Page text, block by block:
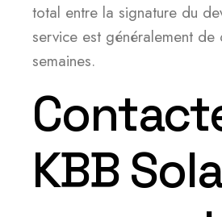
total entre la signature du
service est généralement
semaines.
KBB